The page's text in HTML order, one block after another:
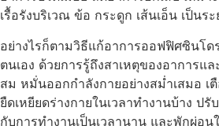
เรื้อรังบริเวณ ข้อ กระดูก เส้นเอ็น เป็นร
อย่างไรก็ตามวิธีแก้อาการออฟฟิศซินโด
ตนเอง ด้วยการรู้ถึงสาเหตุของอาการแ
สม หมั่นออกกำลังกายอย่างสม่ำเสมอ เ
ยืดเหยียดร่างกายในเวลาทำงานบ้าง ป
กับการทำงานเป็นเวลานาน และพักผ่อน